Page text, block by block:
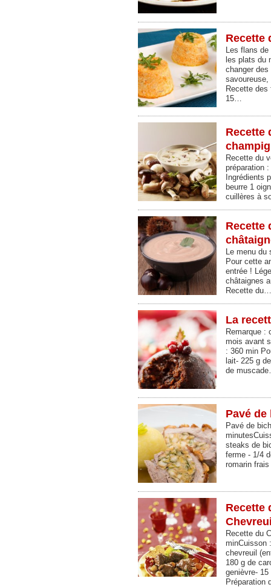
Recette
Les flans
les plats du
changer
Recette
15…
Recette
Recette du
préparation
Ingrédients
beurre 1
cuillères à
Recette
Le menu du
Pour cette
entrée !
châtaignes
Recette du…
La
Remarque :
mois avant
: 360 min
lait- 225 g
de
Pavé
Pavé de
steaks de
ferme - 1/4
romarin
Recette
Recette du
minCuisson
chevreuil
180 g de
genièvre-
Préparation